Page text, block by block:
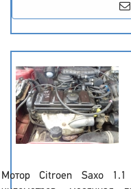
Мотор Citroen Saxo